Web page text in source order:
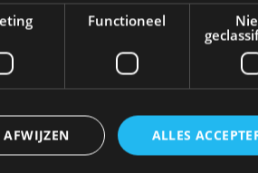
Functioneel
ALLES
AFWIJZEN